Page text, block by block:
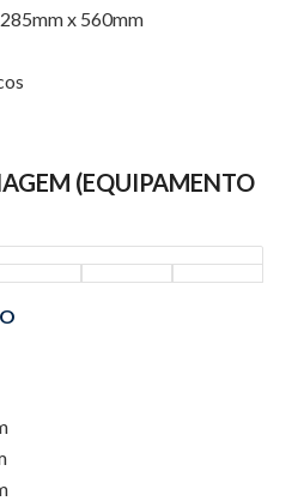
x 560mm
(EQUIPAMENTO